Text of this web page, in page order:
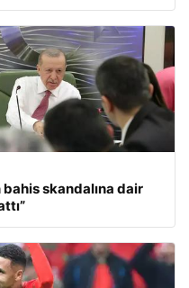
bahis skandalına dair